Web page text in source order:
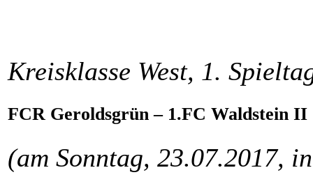
Kreisklasse West, 1.
FCR Geroldsgrün – 1.FC Waldstein
(am Sonntag, 23.07.2017,